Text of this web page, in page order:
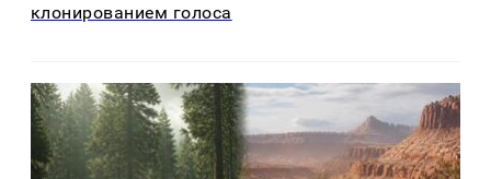
клонированием голоса